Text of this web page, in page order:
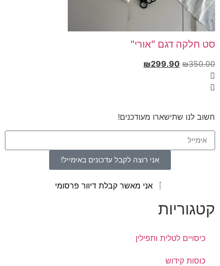
סט חלקה דגם "אורי"
₪350.00
₪299.90
חשוב לנו שתישארו מעודכנים!
אני רוצה לקבל עדכונים באימייל!
אני מאשר קבלת דיוור פרסומי
קטגוריות
כיסויים לטלית ותפילין
כוסות קידוש